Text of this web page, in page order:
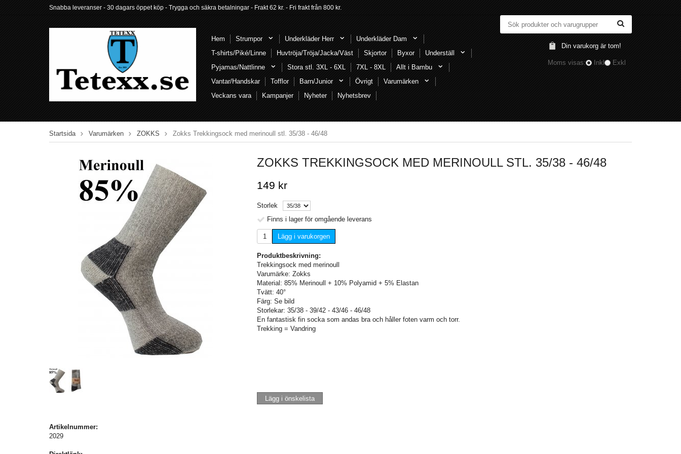
Snabba leveranser - 30 dagars öppet köp - Trygga och säkra betalningar - Frakt 62 kr. - Fri frakt från 800 kr.
Hem Strumpor Underkläder Herr
Underkläder Dam
T-shirts/Piké/Linne
Huvtröja/Tröja/Jacka/Väst Skjortor Byxor
Underställ
Pyjamas/Nattlinne
Stora stl. 3XL - 6XL 7XL - 8XL
Allt i Bambu
Vantar/Handskar
Tofflor Barn/Junior Övrigt
Varumärken
Veckans vara
Kampanjer Nyheter Nyhetsbrev
Din varukorg är tom!
Moms visas: Inkl Exkl
Startsida Varumärken ZOKKS Zokks Trekkingsock med merinoull stl. 35/38 - 46/48
ZOKKS TREKKINGSOCK MED MERINOULL STL. 35/38 - 46/48
149 kr
Storlek
Finns i lager för omgående leverans
Lägg i varukorgen
Produktbeskrivning:
Trekkingsock med merinoull
Varumärke: Zokks
Material: 85% Merinoull + 10% Polyamid + 5% Elastan
Tvätt: 40°
Färg: Se bild
Storlekar: 35/38 - 39/42 - 43/46 - 46/48
En fantastisk fin socka som andas bra och håller foten varm och torr.
Trekking = Vandring
Lägg i önskelista
Artikelnummer:
2029